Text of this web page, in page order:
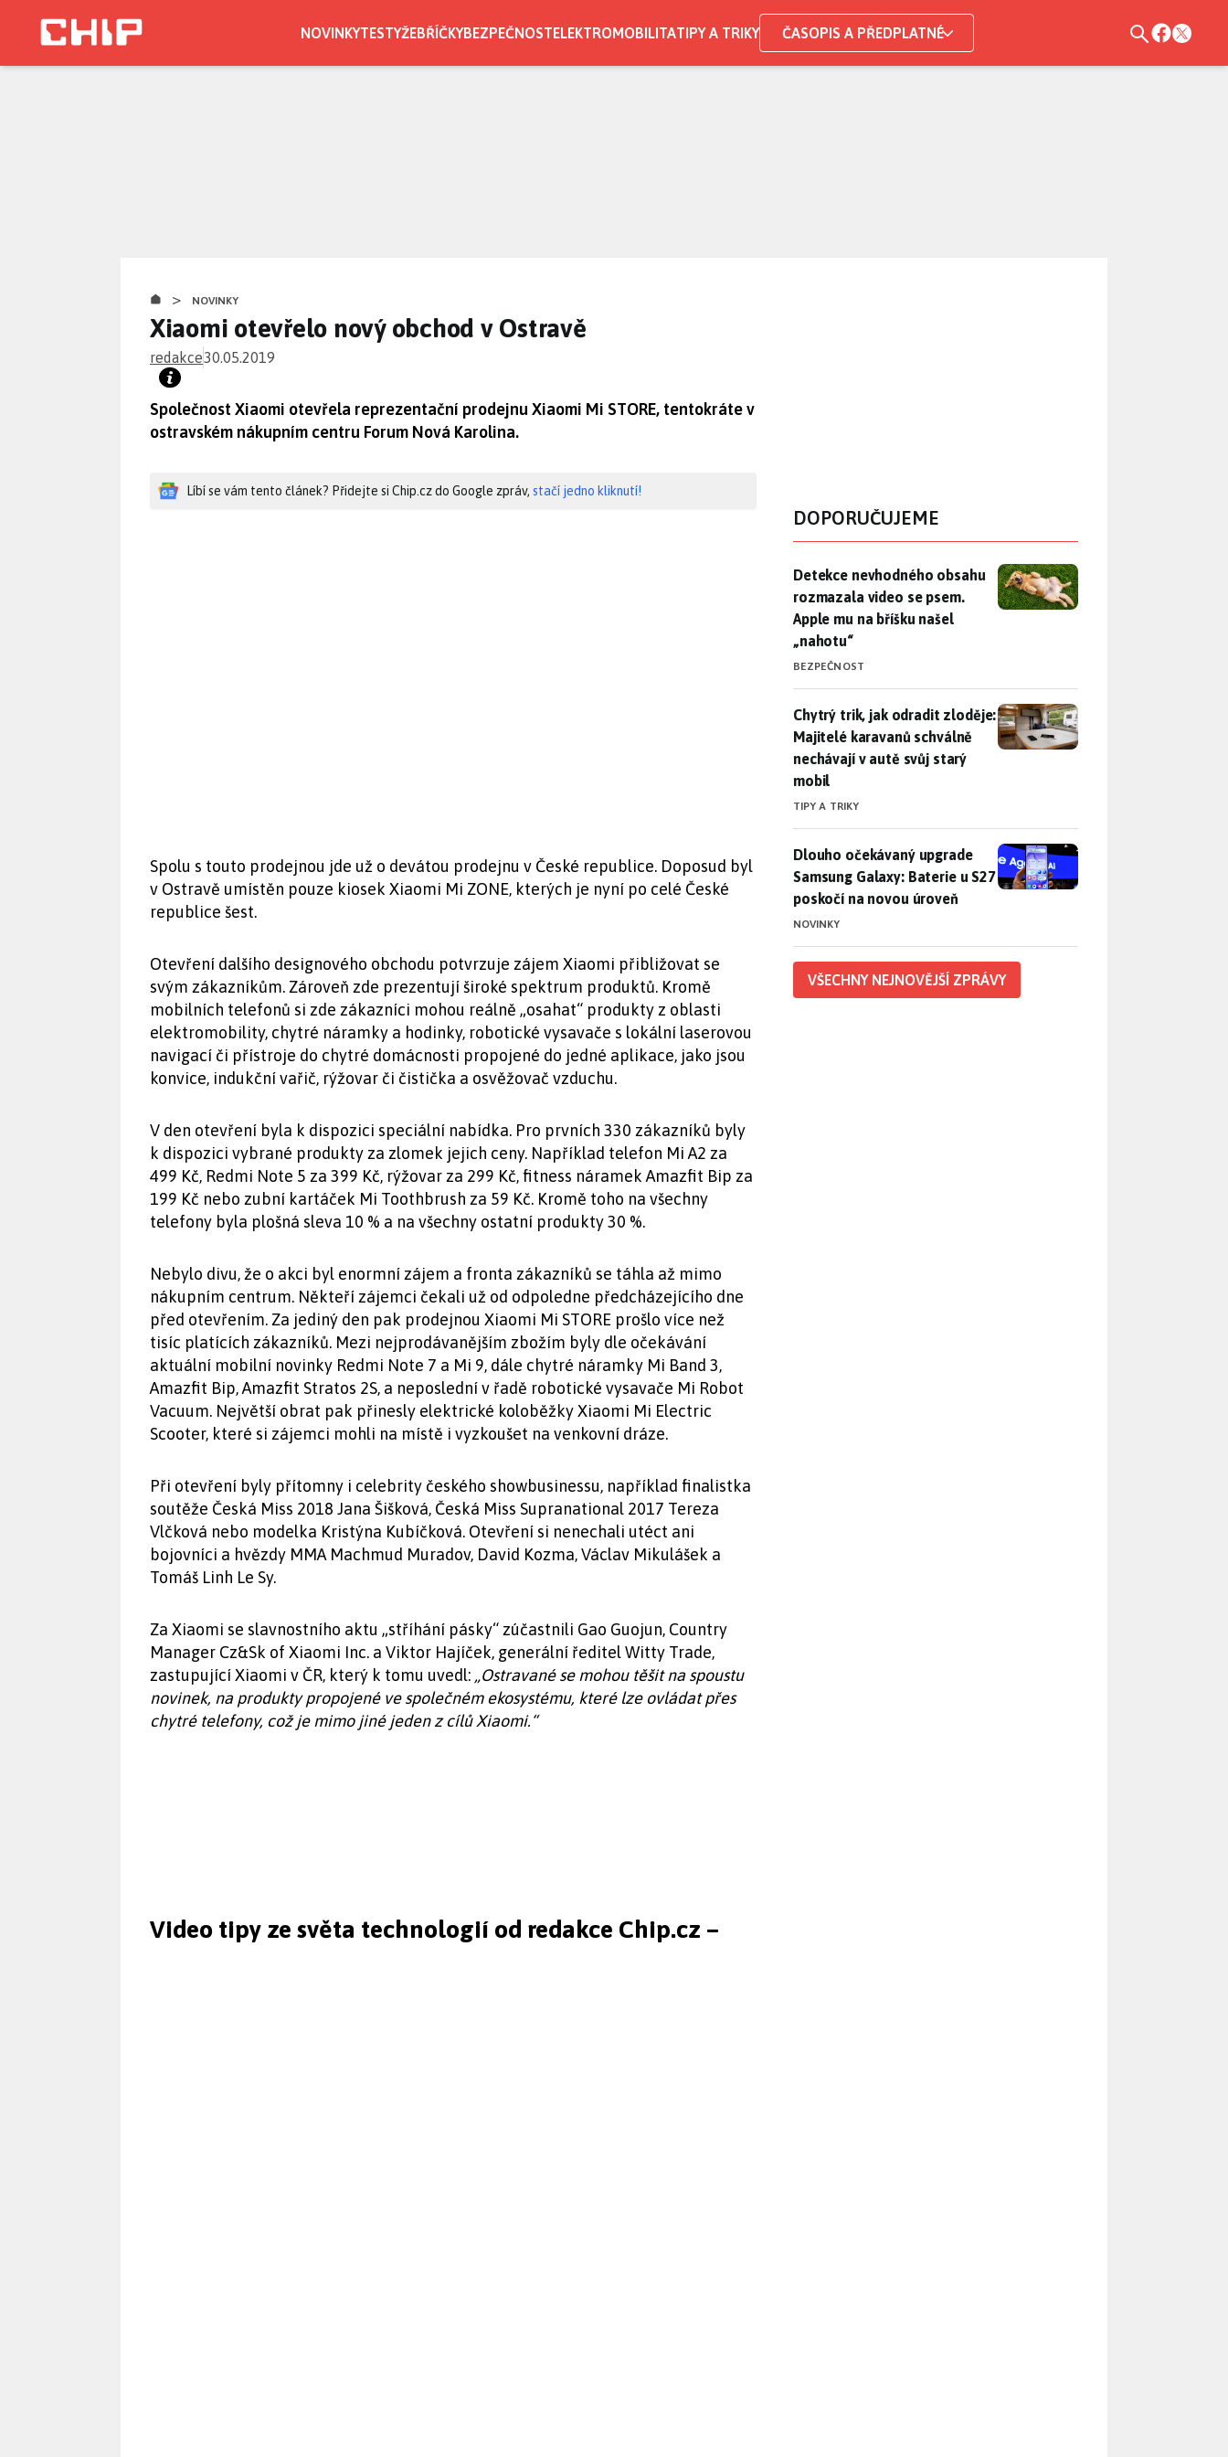
NOVINKYTESTYŽEBŘÍČKYBEZPEČNOSTELEKTROMOBILITATIPY A TRIKY ČASOPIS A PŘEDPLATNÉ
> NOVINKY
Xiaomi otevřelo nový obchod v Ostravě
redakce30.05.2019
Společnost Xiaomi otevřela reprezentační prodejnu Xiaomi Mi STORE, tentokráte v
ostravském nákupním centru Forum Nová Karolina.
Líbí se vám tento článek? Přidejte si Chip.cz do Google zpráv, stačí jedno kliknutí!
Spolu s touto prodejnou jde už o devátou prodejnu v České republice. Doposud byl
v Ostravě umístěn pouze kiosek Xiaomi Mi ZONE, kterých je nyní po celé České
republice šest.
Otevření dalšího designového obchodu potvrzuje zájem Xiaomi přibližovat se
svým zákazníkům. Zároveň zde prezentují široké spektrum produktů. Kromě
mobilních telefonů si zde zákazníci mohou reálně „osahat“ produkty z oblasti
elektromobility, chytré náramky a hodinky, robotické vysavače s lokální laserovou
navigací či přístroje do chytré domácnosti propojené do jedné aplikace, jako jsou
konvice, indukční vařič, rýžovar či čistička a osvěžovač vzduchu.
V den otevření byla k dispozici speciální nabídka. Pro prvních 330 zákazníků byly
k dispozici vybrané produkty za zlomek jejich ceny. Například telefon Mi A2 za
499 Kč, Redmi Note 5 za 399 Kč, rýžovar za 299 Kč, fitness náramek Amazfit Bip za
199 Kč nebo zubní kartáček Mi Toothbrush za 59 Kč. Kromě toho na všechny
telefony byla plošná sleva 10 % a na všechny ostatní produkty 30 %.
Nebylo divu, že o akci byl enormní zájem a fronta zákazníků se táhla až mimo
nákupním centrum. Někteří zájemci čekali už od odpoledne předcházejícího dne
před otevřením. Za jediný den pak prodejnou Xiaomi Mi STORE prošlo více než
tisíc platících zákazníků. Mezi nejprodávanějším zbožím byly dle očekávání
aktuální mobilní novinky Redmi Note 7 a Mi 9, dále chytré náramky Mi Band 3,
Amazfit Bip, Amazfit Stratos 2S, a neposlední v řadě robotické vysavače Mi Robot
Vacuum. Největší obrat pak přinesly elektrické koloběžky Xiaomi Mi Electric
Scooter, které si zájemci mohli na místě i vyzkoušet na venkovní dráze.
Při otevření byly přítomny i celebrity českého showbusinessu, například finalistka
soutěže Česká Miss 2018 Jana Šišková, Česká Miss Supranational 2017 Tereza
Vlčková nebo modelka Kristýna Kubíčková. Otevření si nenechali utéct ani
bojovníci a hvězdy MMA Machmud Muradov, David Kozma, Václav Mikulášek a
Tomáš Linh Le Sy.
Za Xiaomi se slavnostního aktu „stříhání pásky“ zúčastnili Gao Guojun, Country
Manager Cz&Sk of Xiaomi Inc. a Viktor Hajíček, generální ředitel Witty Trade,
zastupující Xiaomi v ČR, který k tomu uvedl: „Ostravané se mohou těšit na spoustu
novinek, na produkty propojené ve společném ekosystému, které lze ovládat přes
chytré telefony, což je mimo jiné jeden z cílů Xiaomi.“
Video tipy ze světa technologií od redakce Chip.cz –
DOPORUČUJEME
Detekce nevhodného obsahu rozmazala video se psem. Apple mu
Detekce nevhodného obsahu
rozmazala video se psem.
Apple mu na bříšku našel
„nahotu“
BEZPEČNOST
Chytrý trik, jak odradit zloděje: Majitelé karavanů schválně
Chytrý trik, jak odradit zloděje:
Majitelé karavanů schválně
nechávají v autě svůj starý
mobil
TIPY A TRIKY
Dlouho očekávaný upgrade Samsung Galaxy: Baterie u S27
Dlouho očekávaný upgrade
Samsung Galaxy: Baterie u S27
poskočí na novou úroveň
NOVINKY
VŠECHNY NEJNOVĚJŠÍ ZPRÁVY